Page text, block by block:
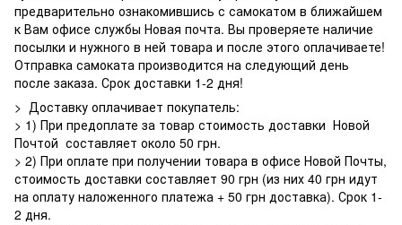
предварительно ознакомившись с самокатом в ближайшем
к Вам офисе службы Новая почта. Вы проверяете наличие
посылки и нужного в ней товара и после этого оплачиваете!
Отправка самоката производится на следующий день
после заказа. Срок доставки 1-2 дня!
> Доставку оплачивает покупатель:
> 1) При предоплате за товар стоимость доставки Новой
Почтой составляет около 50 грн.
> 2) При оплате при получении товара в офисе Новой Почты,
стоимость доставки составляет 90 грн (из них 40 грн идут
на оплату наложенного платежа + 50 грн доставка). Срок 1-
2 дня.